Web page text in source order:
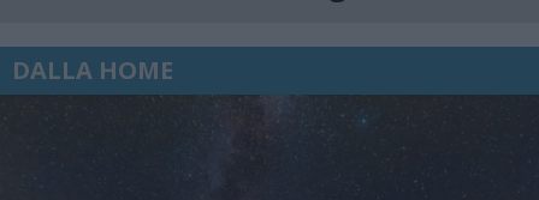
DALLA HOME